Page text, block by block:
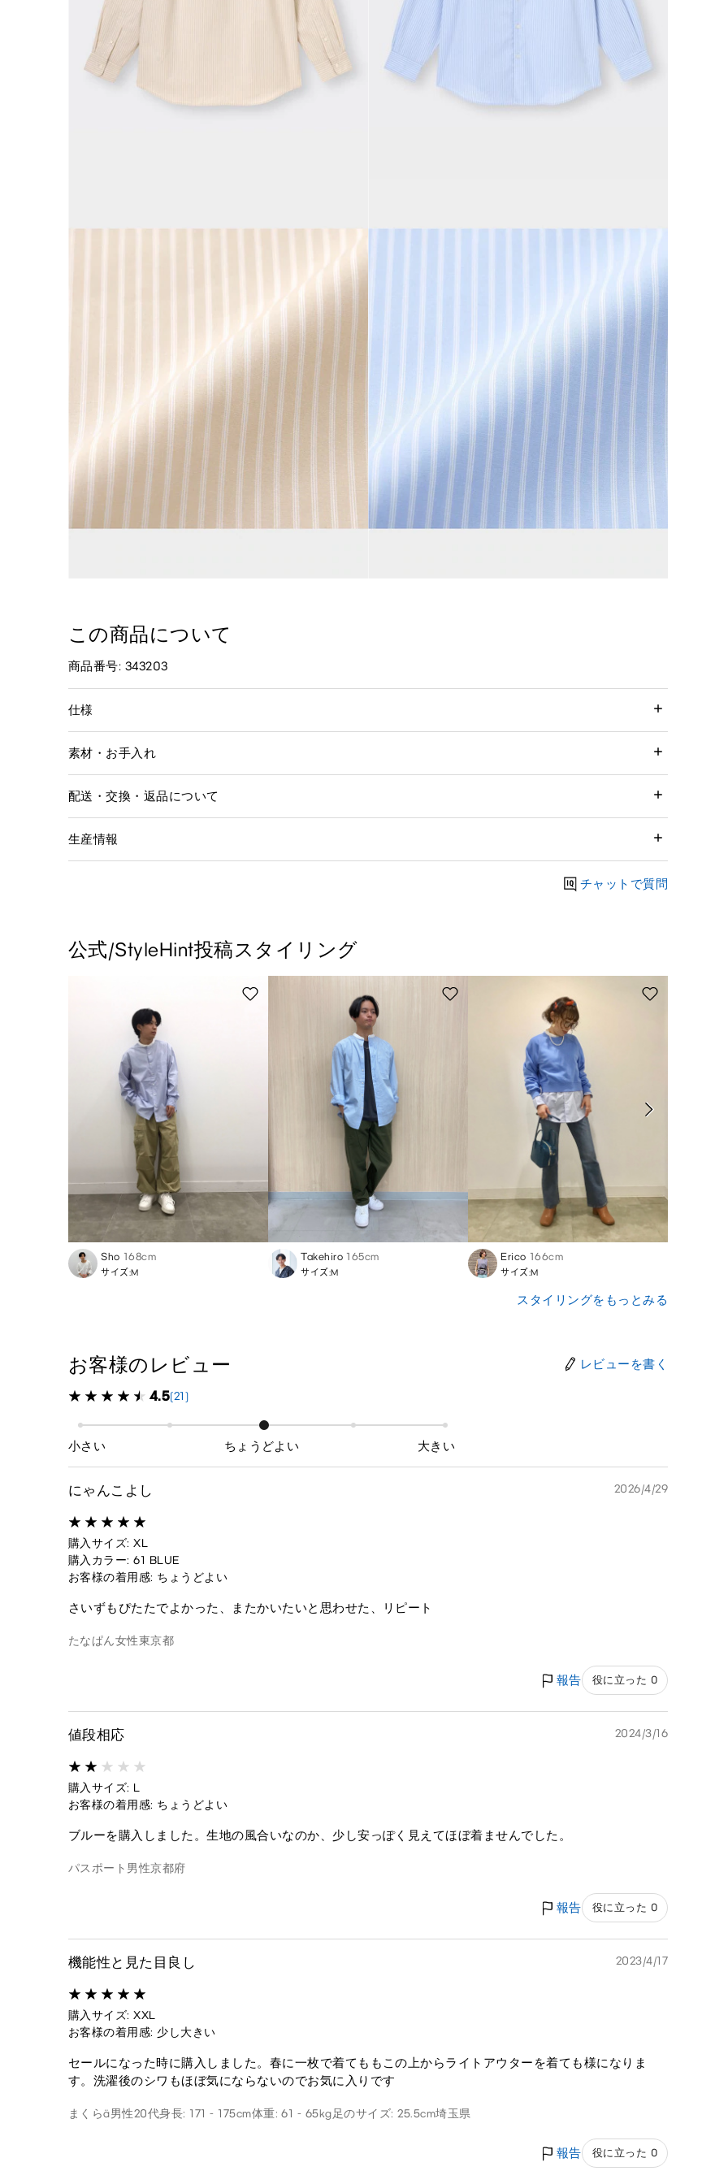
この商品について
商品番号: 343203
仕様
素材・お手入れ
配送・交換・返品について
生産情報
チャットで質問
公式/StyleHint投稿スタイリング
Sho 168cm
サイズ:M
Takehiro 165cm
サイズ:M
Erico 166cm
サイズ:M
スタイリングをもっとみる
お客様のレビュー レビューを書く
4.5(21)
小さい ちょうどよい 大きい
にゃんこよし 2026/4/29
購入サイズ: XL
購入カラー: 61 BLUE
お客様の着用感: ちょうどよい
さいずもぴたたでよかった、またかいたいと思わせた、リピート
たなぱん女性東京都
報告 役に立った 0
値段相応 2024/3/16
購入サイズ: L
お客様の着用感: ちょうどよい
ブルーを購入しました。生地の風合いなのか、少し安っぽく見えてほぼ着ませんでした。
パスポート 男性京都府
報告 役に立った 0
機能性と見た目良し 2023/4/17
購入サイズ: XXL
お客様の着用感: 少し大きい
セールになった時に購入しました。春に一枚で着てももこの上からライトアウターを着ても様になりま
す。洗濯後のシワもほぼ気にならないのでお気に入りです
まくらä男性20代身長: 171 - 175cm体重: 61 - 65kg足のサイズ: 25.5cm埼玉県
報告 役に立った 0